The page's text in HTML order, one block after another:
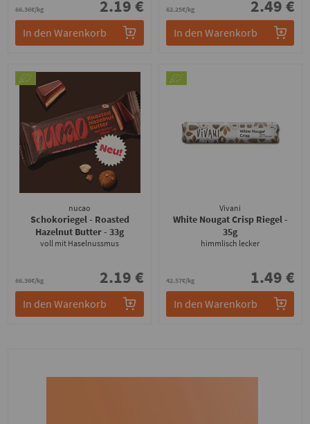
66.36€/kg 2.19 €
In den Warenkorb
62.25€/kg 2.49 €
In den Warenkorb
nucao
Schokoriegel - Roasted
Hazelnut Butter- 33g
voll mit Haselnussmus
66.36€/kg 2.19 €
In den Warenkorb
Vivani
White Nougat Crisp Riegel-
35g
himmlisch lecker
42.57€/kg 1.49 €
In den Warenkorb